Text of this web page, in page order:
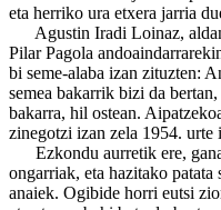
eta herriko ura etxera jarria
Agustin Iradi Loinaz,
Pilar Pagola
bi seme-alaba izan zituzten:
semea bakarrik bizi da
bakarra, hil ostean.
zinegotzi izan zela 1954. urte
Ezkondu aurretik ere,
ongarriak, eta hazitako patata
anaiek. Ogibide horri eutsi